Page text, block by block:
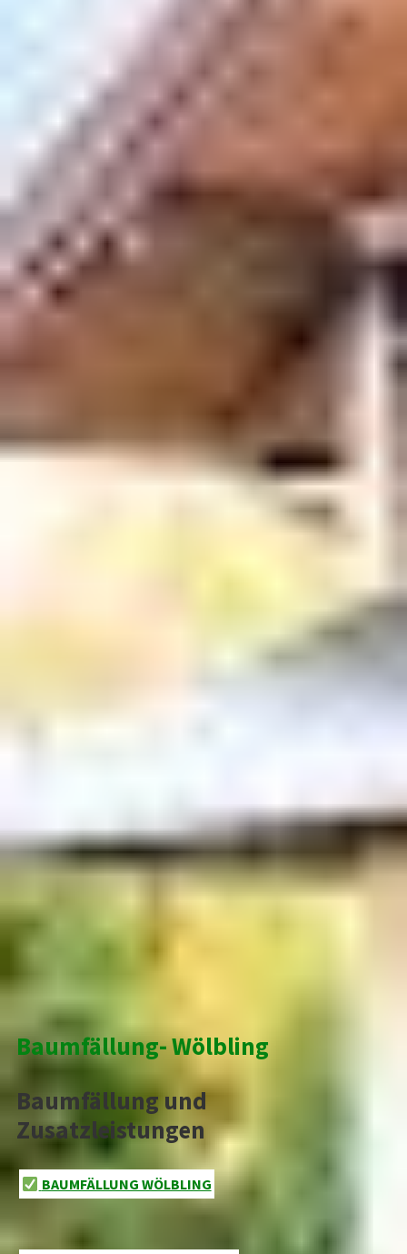
Baumfällung- Wölbling
Baumfällung und
Zusatzleistungen
BAUMFÄLLUNG WÖLBLING